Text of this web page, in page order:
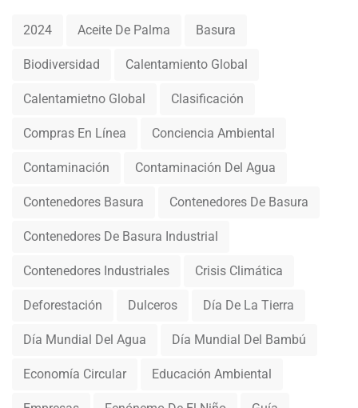
2024 Aceite De Palma Basura
Biodiversidad Calentamiento Global
Calentamietno Global Clasificación
Compras En Línea Conciencia Ambiental
Contaminación Contaminación Del Agua
Contenedores Basura Contenedores De Basura
Contenedores De Basura Industrial
Contenedores Industriales Crisis Climática
Deforestación Dulceros Día De La Tierra
Día Mundial Del Agua Día Mundial Del Bambú
Economía Circular Educación Ambiental